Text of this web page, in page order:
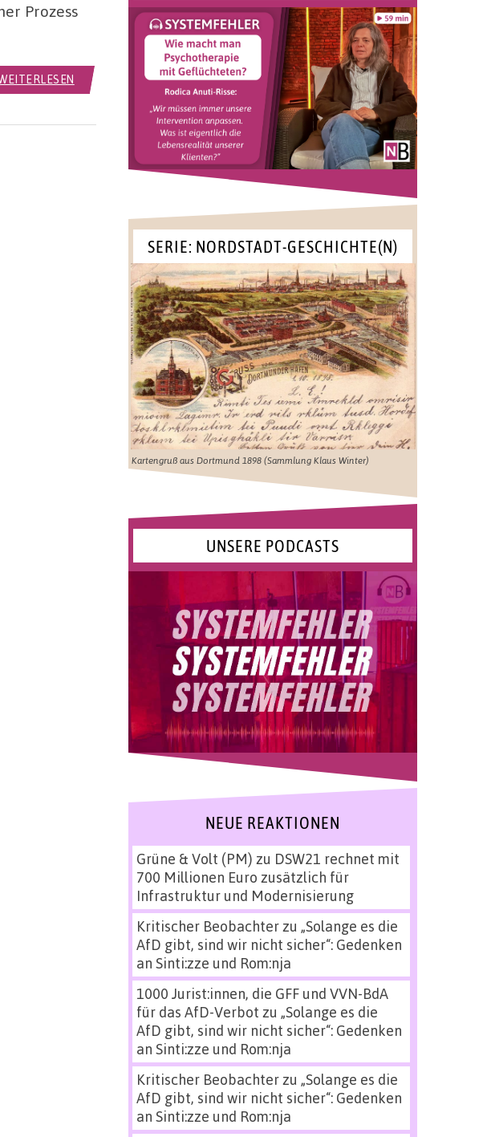
Prozess
SERIE: NORDSTADT-GESCHICHTE(N)
Kartengruß aus Dortmund 1898 (Sammlung Klaus Winter)
UNSERE PODCASTS
NEUE REAKTIONEN
Grüne & Volt (PM) zu DSW21 rechnet mit
700 Millionen Euro zusätzlich für
Infrastruktur und Modernisierung
Kritischer Beobachterzu „Solange es die
AfD gibt, sind wir nicht sicher“: Gedenken
an Sinti:zze und Rom:nja
1000 Jurist:innen, die GFF und VVN-BdA
für das AfD-Verbot zu „Solange es die
AfD gibt, sind wir nicht sicher“: Gedenken
an Sinti:zze und Rom:nja
Kritischer Beobachterzu „Solange es die
AfD gibt, sind wir nicht sicher“: Gedenken
an Sinti:zze und Rom:nja